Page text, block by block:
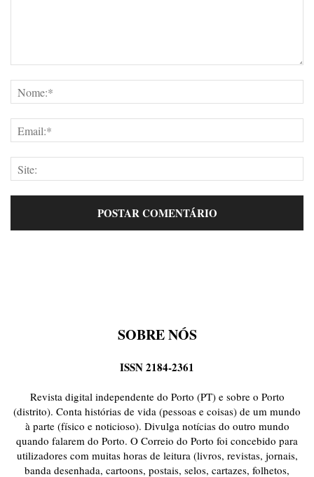
SOBRE NÓS
ISSN 2184-2361
Revista digital independente do Porto (PT) e sobre o Porto
(distrito). Conta histórias de vida (pessoas e coisas) de um mundo
à parte (físico e noticioso). Divulga notícias do outro mundo
quando falarem do Porto. O Correio do Porto foi concebido para
utilizadores com muitas horas de leitura (livros, revistas, jornais,
banda desenhada, cartoons, postais, selos, cartazes, folhetos,